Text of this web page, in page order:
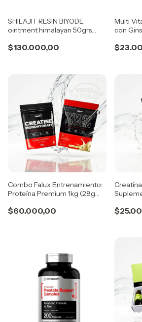
SHILAJIT RESIN BIYODE
ointment himalayan 50grs
$130.000,00
Multi
con
Combo Falux Entrenamiento:
Proteína Premium 1kg (28g
300g
$60.000,00